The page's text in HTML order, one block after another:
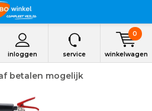
inloggen service winkelwagen
0
betalen mogelijk